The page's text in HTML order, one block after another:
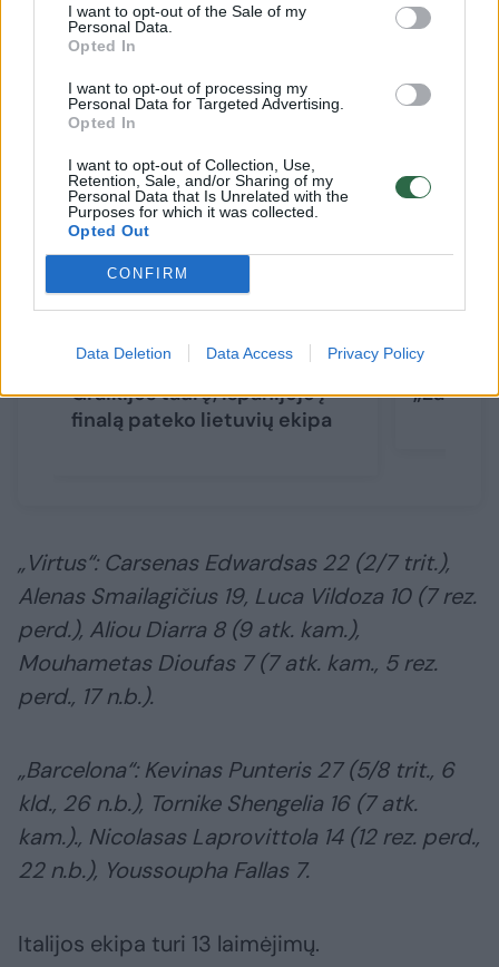
I want to opt-out of the Sale of my
Personal Data.
Opted In
I want to opt-out of processing my
Personal Data for Targeted Advertising.
Opted In
I want to opt-out of Collection, Use,
Retention, Sale, and/or Sharing of my
Personal Data that Is Unrelated with the
Purposes for which it was collected.
Opted Out
CONFIRM
Data Deletion Data Access Privacy Policy
Susiję straipsniai
Hayeso-Daviso vedama
„Panathinaikos“ apgynė
Graikijos taurę, Ispanijoje į
finalą pateko lietuvių ekipa
„Virtus“: Carsenas Edwardsas 22 (2/7 trit.),
Alenas Smailagičius 19, Luca Vildoza 10 (7 rez.
perd.), Aliou Diarra 8 (9 atk. kam.),
Mouhametas Dioufas 7 (7 atk. kam., 5 rez.
perd., 17 n.b.).
„Barcelona“: Kevinas Punteris 27 (5/8 trit., 6
kld., 26 n.b.), Tornike Shengelia 16 (7 atk.
kam.)., Nicolasas Laprovittola 14 (12 rez. perd.,
22 n.b.), Youssoupha Fallas 7.
Italijos ekipa turi 13 laimėjimų.